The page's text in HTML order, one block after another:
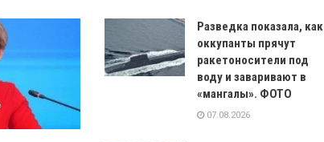
Разведка показала, как
оккупанты прячут
ракетоносители под
воду и заваривают в
«мангалы». ФОТО
07.08.2026